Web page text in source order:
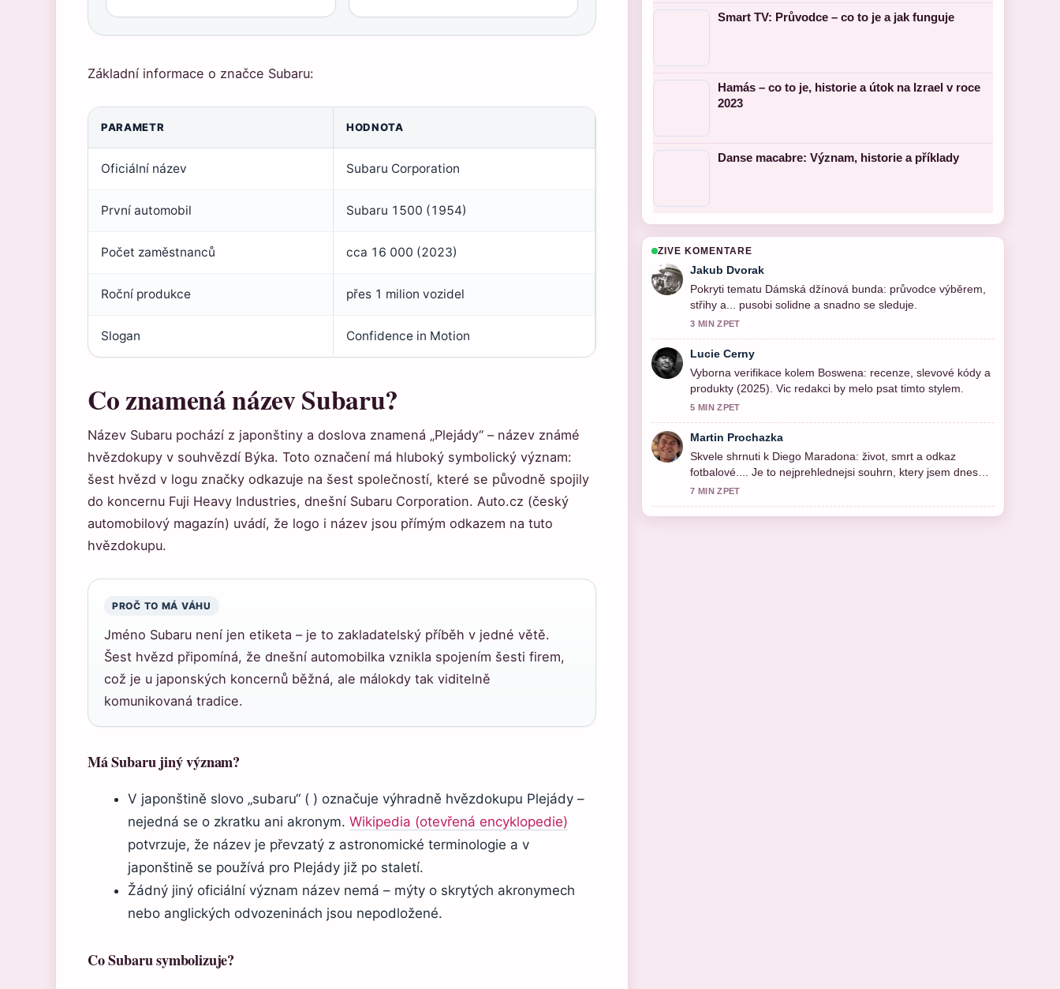
Základní informace o značce Subaru:
PARAMETR HODNOTA
Oficiální název Subaru Corporation
První automobil Subaru 1500 (1954)
Počet zaměstnanců cca 16 000 (2023)
Roční produkce přes 1 milion vozidel
Slogan Confidence in Motion
Co znamená název Subaru?
Název Subaru pochází z japonštiny a doslova znamená „Plejády“ – název známé
hvězdokupy v souhvězdí Býka. Toto označení má hluboký symbolický význam:
šest hvězd v logu značky odkazuje na šest společností, které se původně spojily
do koncernu Fuji Heavy Industries, dnešní Subaru Corporation. Auto.cz (český
automobilový magazín) uvádí, že logo i název jsou přímým odkazem na tuto
hvězdokupu.
PROČ TO MÁ VÁHU
Jméno Subaru není jen etiketa – je to zakladatelský příběh v jedné větě.
Šest hvězd připomíná, že dnešní automobilka vznikla spojením šesti firem,
což je u japonských koncernů běžná, ale málokdy tak viditelně
komunikovaná tradice.
Má Subaru jiný význam?
V japonštině slovo „subaru“ ( ) označuje výhradně hvězdokupu Plejády –
nejedná se o zkratku ani akronym. Wikipedia (otevřená encyklopedie)
potvrzuje, že název je převzatý z astronomické terminologie a v
japonštině se používá pro Plejády již po staletí.
Žádný jiný oficiální význam název nemá – mýty o skrytých akronymech
nebo anglických odvozeninách jsou nepodložené.
Co Subaru symbolizuje?
Smart TV: Průvodce – co to je a jak funguje
Hamás – co to je, historie a útok na Izrael v roce
2023
Danse macabre: Význam, historie a příklady
ZIVE KOMENTARE
Jakub Dvorak
Pokryti tematu Dámská džínová bunda: průvodce výběrem,
střihy a... pusobi solidne a snadno se sleduje.
3 MIN ZPET
Lucie Cerny
Vyborna verifikace kolem Boswena: recenze, slevové kódy a
produkty (2025). Vic redakci by melo psat timto stylem.
5 MIN ZPET
Martin Prochazka
Skvele shrnuti k Diego Maradona: život, smrt a odkaz
fotbalové.... Je to nejprehlednejsi souhrn, ktery jsem dnes
videl.
7 MIN ZPET